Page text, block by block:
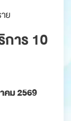
ย
าร 10
คม 2569